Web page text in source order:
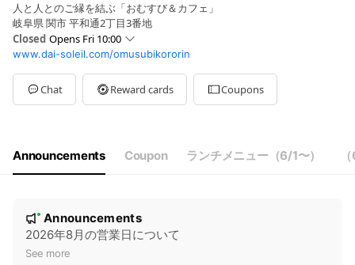
人と人とのご縁を結ぶ「おむすび＆カフェ」
岐阜県 関市 平和通2丁目3番地
Closed Opens Fri 10:00
Sun07:00 - 17:00
Mon10:00 - 17:00
TueClosed
WedClosed
定休日：火曜日・水曜日
www.dai-soleil.com/omusubikororin
Chat Reward cards Coupons
Announcements Coupon ランチメニュー（6/1〜）
New
Announcements
2026年8月の営業日について
See more